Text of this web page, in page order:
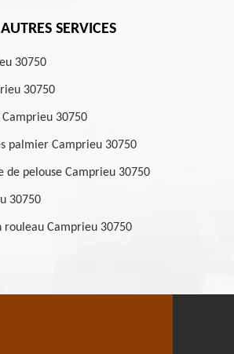
AUTRES SERVICES
30750
30750
Camprieu 30750
palmier Camprieu 30750
de pelouse Camprieu 30750
30750
rouleau Camprieu 30750